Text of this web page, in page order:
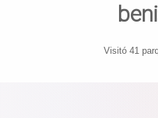
Visitó 41